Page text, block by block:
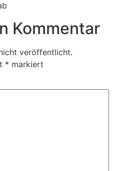
Kommentar
veröffentlicht.
* markiert